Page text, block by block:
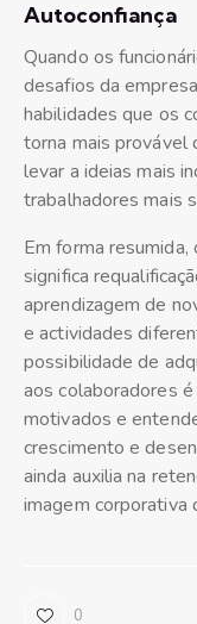
Autoconfiança
Quando os
desafios da
habilidades que os
torna mais provável
levar a ideias mais
trabalhadores mais
Em forma
significa
aprendizagem de
e actividades
possibilidade de
aos colaboradores
motivados e
crescimento e
ainda auxilia na
imagem corporativa
0